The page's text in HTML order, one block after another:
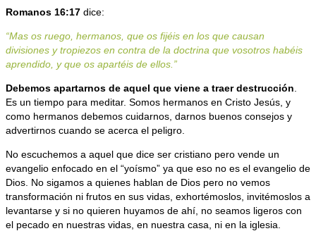
Romanos 16:17 dice:
“Mas os ruego, hermanos, que os fijéis en los que causan
divisiones y tropiezos en contra de la doctrina que vosotros habéis
aprendido, y que os apartéis de ellos.”
Debemos apartarnos de aquel que viene a traer destrucción
Es un tiempo para meditar. Somos hermanos en Cristo Jesús, y
como hermanos debemos cuidarnos, darnos buenos consejos y
advertirnos cuando se acerca el peligro.
No escuchemos a aquel que dice ser cristiano pero vende un
evangelio enfocado en el “yoísmo” ya que eso no es el evangelio de
Dios. No sigamos a quienes hablan de Dios pero no vemos
transformación ni frutos en sus vidas, exhortémoslos, invitémoslos a
levantarse y si no quieren huyamos de ahí, no seamos ligeros con
el pecado en nuestras vidas, en nuestra casa, ni en la iglesia.